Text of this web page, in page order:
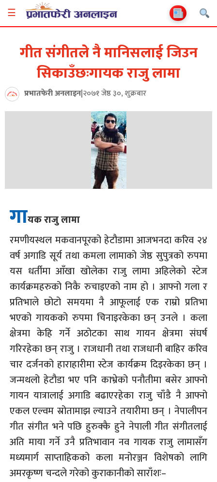
☰
गीत संगीतले नै मानिसलाई जिउन
सिकाउँछःगायक राजु लामा
प्रभातफेरी अनलाइन|२०७१ जेष्ठ ३०, शुक्रबार
गायक राजु लामा
रमणीयस्थल मकवानपूरको हेटौडामा आजभनदा करिव २४
वर्ष अगाडि सूर्य तथा कमला लामाको जेष्ठ सुपुत्रको रुपमा
यस धर्तीमा आँखा खोलेका राजु लामा अहिलेको स्टेज
कार्यक्रमहरुको निकै रुचाइएको नाम हो । आफ्नो गला र
प्रतिभाले छोटो समयमा नै आफूलाई एक राम्रो प्रतिभा
भएको गायकको रुपमा चिनाइरकेका छन् उनले । कला
क्षेत्रमा केहि गर्ने अठोटका साथ गायन क्षेत्रमा संघर्ष
गरिरहेका छन् राजु । राजधानी तथा राजधानी बाहिर करिव
चार दर्जनको हाराहारीमा स्टेज कार्यक्रम दिइरकेका छन् ।
जन्मथलो हेटौडा भए पनि काभ्रेको पनौतीमा बसेर आफ्नो
गायन यात्रालाई अगाडि बढाएरहेका राजु चाँडै नै आफ्नो
एकल एल्वम स्रोतामाझ ल्याउने तयारीमा छन् । नेपालीपन
गीत संगीत भने पछि हुरुक्कै हुने नेपाली गीत संगीतलाई
अति माया गर्ने उनै प्रतिभावान नव गायक राजु लामासँग
मध्यमार्ग साप्ताहिकको कला मनोरञ्जन विशेषको लागि
अमरकृष्ण चन्दले गरेको कुराकानीको साराँशः–